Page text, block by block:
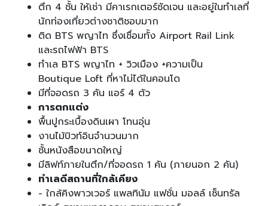
ตึก 4 ชั้น ให้เช่า มีคาเรกเตอร์ชัดเจน และอยู่ในทำเลที่
นักท่องเที่ยวต่างชาติชอบมาก
ติด BTS พญาไท ซึ่งเชื่อมทั้ง Airport Rail Link
และรถไฟฟ้า BTS
ทำเล BTS พญาไท + วิวเมือง +ความเป็น
Boutique Loft ที่หาไม่ได้ในคอนโด
มีที่จอดรถ 3 คัน แอร์ 4 ตัว
การตกแต่ง
พื้นปูกระเบื้องดินเผา โทนอุ่น
งานไม้บิวท์อินจำนวนมาก
ชั้นหนังสือขนาดใหญ่
มีลิฟท์ภายในตึก/ที่จอดรถ 1 คัน (ภายนอก 2 คัน)
ทำเลดีสถานที่ใกล้เคียง
- ใกล้คิงพาวเวอร์ แพลทินัม แฟชั่น มอลล์ เซ็นทรัล